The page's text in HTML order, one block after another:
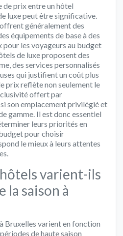
prix entre un hôtel
luxe peut être significative.
généralement des
équipements de base à des
les voyageurs au budget
de luxe proposent des
des services personnalisés
qui justifient un coût plus
prix reflète non seulement le
offert par
son emplacement privilégié et
gamme. Il est donc essentiel
leurs priorités en
pour choisir
le mieux à leurs attentes
varient-ils
la saison à
Bruxelles varient en fonction
de haute saison